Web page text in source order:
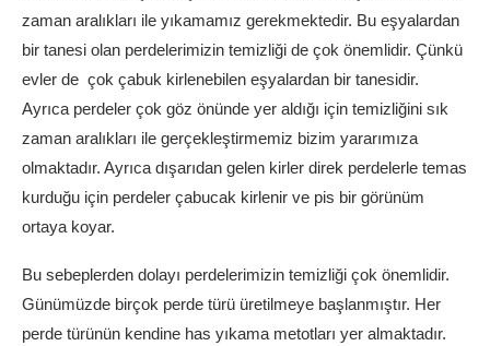
zaman aralıkları ile yıkamamız gerekmektedir. Bu eşyalardan
bir tanesi olan perdelerimizin temizliği de çok önemlidir. Çünkü
evler de çok çabuk kirlenebilen eşyalardan bir tanesidir.
Ayrıca perdeler çok göz önünde yer aldığı için temizliğini sık
zaman aralıkları ile gerçekleştirmemiz bizim yararımıza
olmaktadır. Ayrıca dışarıdan gelen kirler direk perdelerle temas
kurduğu için perdeler çabucak kirlenir ve pis bir görünüm
ortaya koyar.
Bu sebeplerden dolayı perdelerimizin temizliği çok önemlidir.
Günümüzde birçok perde türü üretilmeye başlanmıştır. Her
perde türünün kendine has yıkama metotları yer almaktadır.